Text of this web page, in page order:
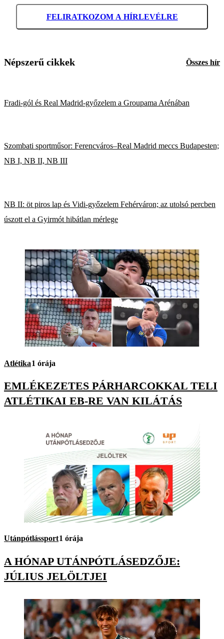
FELIRATKOZOM A HÍRLEVÉLRE
Népszerű cikkek Összes hír
Fradi-gól és Real Madrid-győzelem a Groupama Arénában
Szombati sportműsor: Ferencváros–Real Madrid meccs Budapesten;
NB I, NB II, NB III
NB II: öt piros lap és Vidi-győzelem Fehérváron; az utolsó percben
úszott el a Gyirmót hibátlan mérlege
Atlétika1 órája
EMLÉKEZETES PÁRHARCOKKAL TELI
ATLÉTIKAI EB-RE VAN KILÁTÁS
Utánpótlássport1 órája
A HÓNAP UTÁNPÓTLÁSEDZŐJE:
JÚLIUS JELÖLTJEI